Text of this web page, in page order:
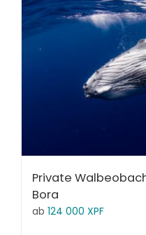
Private
Bora
ab 124 000 XPF